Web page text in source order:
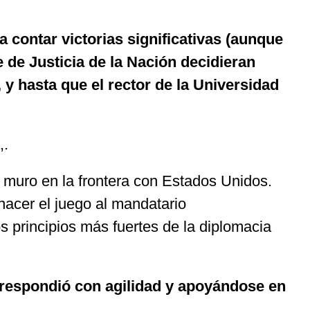
contar victorias significativas (aunque
Justicia de la Nación decidieran
hasta que el rector de la Universidad
en la frontera con Estados Unidos.
el juego al mandatario
principios más fuertes de la diplomacia
con agilidad y apoyándose en